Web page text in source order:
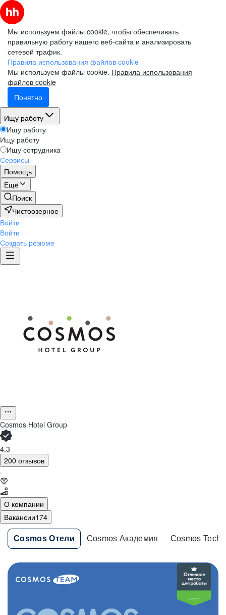
Мы используем файлы cookie, чтобы обеспечивать
правильную работу нашего веб-сайта и анализировать
сетевой трафик.
Правила использования файлов cookie
Мы используем файлы cookie. Правила использования
файлов cookie
Понятно
Ищу работу
Ищу работу
Ищу работу
Ищу сотрудника
Сервисы
Помощь
Ещё
Поиск
Чистоозерное
Войти
Войти
Создать резюме
Cosmos Hotel Group
4,3
200 отзывов
·
О компании
Вакансии174
Cosmos Отели Cosmos Академия Cosmos Tech